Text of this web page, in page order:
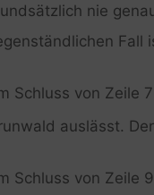
nie
Fall
Schluss von Zeile
auslässt.
Schluss von Zeile